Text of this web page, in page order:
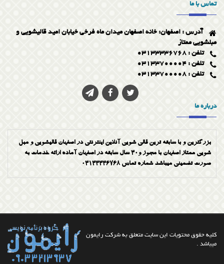
معجزه ای در شستشوی فرش شما
ویژگی قالیشویی خوب
تماس با ما
آدرس : اصفهان: خانه اصفهان میدان ماه فرخی خیابان امید قالیشویی و
مبلشویی ممتاز
تلفن : 03133336768
تلفن : 03133700004
تلفن : 03133700008
درباره ما
بزرگترین و با سابقه ترین قالی شویی آنلاین اینترنتی در اصفهان قالیشویی و مبل
شویی ممتاز اصفهان با مجوز و30 سال سابقه در اصفهان آماده ارائه خدمات به
صورت تضمینی میباشد شماره تماس 03133336768
کلیه حقوق محتویات این سایت متعلق به شرکت رایمون
میباشد .